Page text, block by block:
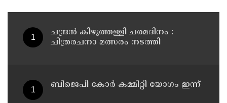
ചന്ദ്രൻ കിഴുത്തള്ളി ചരമദിനം :
ചിത്രരചനാ മത്സരം നടത്തി
ബിജെപി കോർ കമ്മിറ്റി യോഗം ഇന്ന്